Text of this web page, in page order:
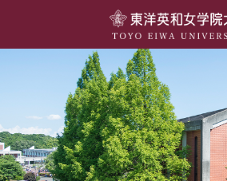
学部・学科
キャンパスライフ
留学・国際交流